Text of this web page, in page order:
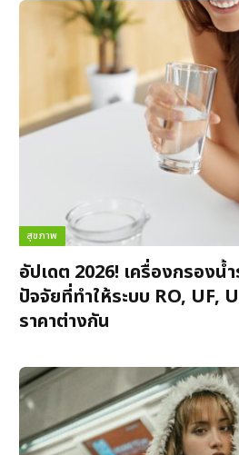
สุขภาพ
อัปเดต 2026! เครื่องกรองน้ำ
ปัจจัยที่ทำให้ระบบ RO,
ราคาต่างกัน